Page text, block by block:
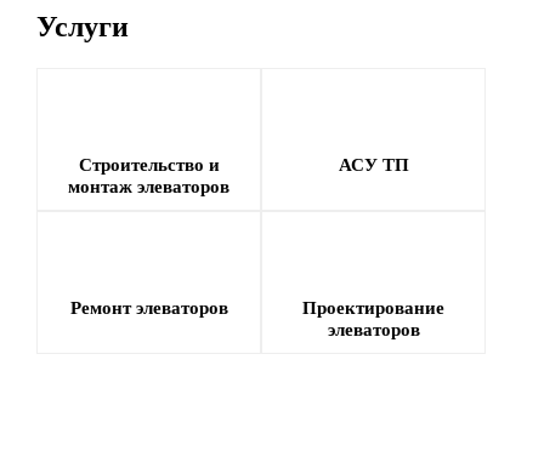
Услуги
Строительство и
монтаж элеваторов
АСУ ТП
Ремонт элеваторов
Проектирование
элеваторов